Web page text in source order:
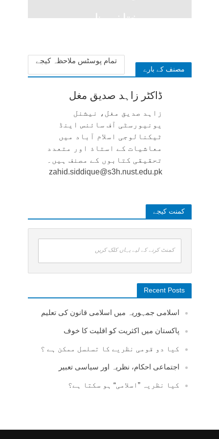
مختلف ظہور
مصنف کے بارے
تمام پوسٹس ملاحظہ کیجے
ڈاکٹر زاہد صدیق مغل
زاہد صدیق مغل، نیشنل
یونیورسٹی آف سائنس اینڈ
ٹیکنالوجی اسلام آباد میں
معاشیات کے استاذ اور متعدد
تحقیقی کتابوں کے مصنف ہیں۔
zahid.siddique@s3h.nust.edu.pk
کمنت کیجے
کمنٹ کرنے کے لیے یہاں کلک کریں
Recent Posts
اسلامی جمہوریہ میں اسلامی قانون کی تعلیم
پاکستان میں اکثریت کو اقلیت کا خوف
کیا دو قومی نظریے کا تسلسل ممکن ہے ؟
اجتماعی احکام، نظریہ اور سیاسی تعبیر
کیا نظریہ ”اسلامی“ ہو سکتا ہے؟